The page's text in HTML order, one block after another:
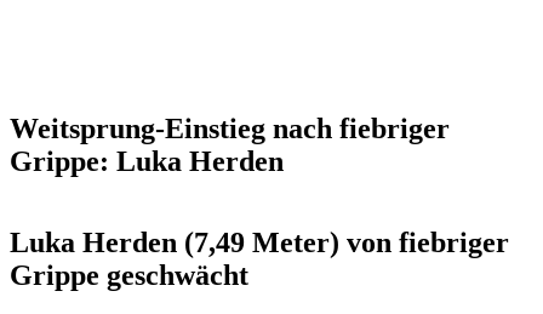
Weitsprung-Einstieg nach fiebriger
Grippe: Luka Herden
Luka Herden (7,49 Meter) von fiebriger
Grippe geschwächt